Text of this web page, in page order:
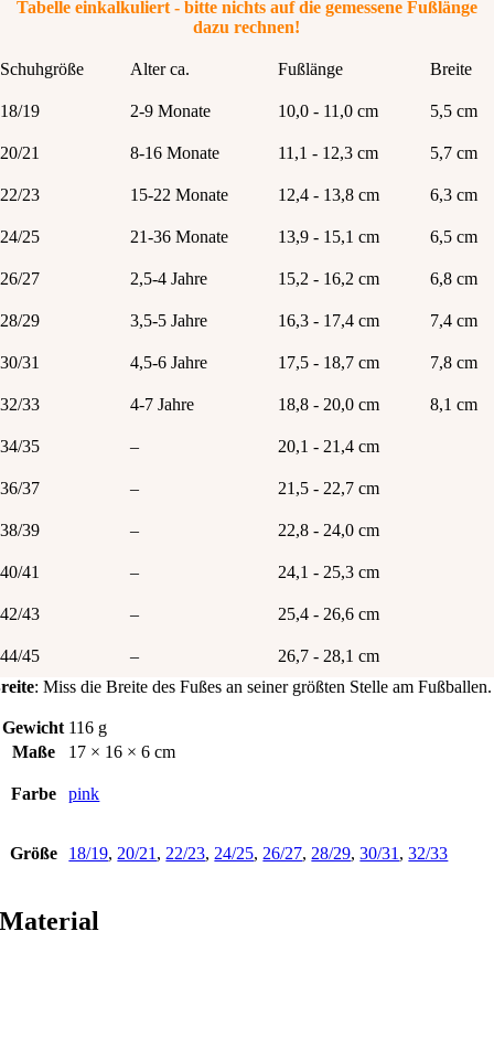
Tabelle einkalkuliert - bitte nichts auf die gemessene Fußlänge
dazu rechnen!
Schuh­größe Alter ca. Fußlänge Breite
18/19 2-9 Monate 10,0 - 11,0 cm 5,5 cm
20/21 8-16 Monate 11,1 - 12,3 cm 5,7 cm
22/23 15-22 Monate 12,4 - 13,8 cm 6,3 cm
24/25 21-36 Monate 13,9 - 15,1 cm 6,5 cm
26/27 2,5-4 Jahre 15,2 - 16,2 cm 6,8 cm
28/29 3,5-5 Jahre 16,3 - 17,4 cm 7,4 cm
30/31 4,5-6 Jahre 17,5 - 18,7 cm 7,8 cm
32/33 4-7 Jahre 18,8 - 20,0 cm 8,1 cm
34/35 – 20,1 - 21,4 cm
36/37 – 21,5 - 22,7 cm
38/39 – 22,8 - 24,0 cm
40/41 – 24,1 - 25,3 cm
42/43 – 25,4 - 26,6 cm
44/45 –
26,7 - 28,1 cm
: Miss die Breite des Fußes an seiner größten Stelle am Fußballen.
Gewicht 116 g
Maße
17 × 16 × 6 cm
Farbe pink
Größe 18/19, 20/21 , 22/23, 24/25, 26/27, 28/29,30/31 ,32/33
Material